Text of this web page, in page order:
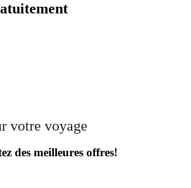
votre voyage
des meilleures offres!